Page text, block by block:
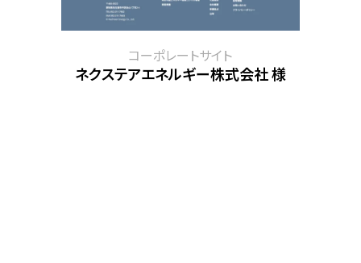
コーポレートサイト
ネクステアエネルギー株式会社 様